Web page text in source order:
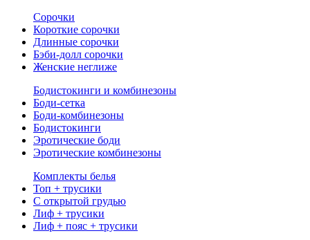
Сорочки
Короткие сорочки
Длинные сорочки
Бэби-долл сорочки
Женские неглиже
Бодистокинги и комбинезоны
Боди-сетка
Боди-комбинезоны
Бодистокинги
Эротические боди
Эротические комбинезоны
Комплекты белья
Топ + трусики
С открытой грудью
Лиф + трусики
Лиф + пояс + трусики